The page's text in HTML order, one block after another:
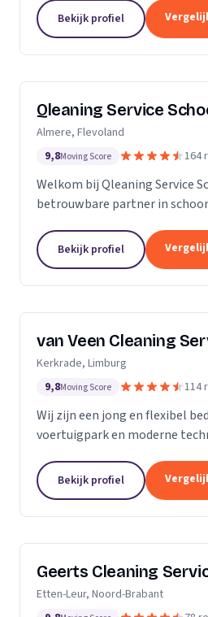
zijn Stel op Sprong gestart om
en...
Bekijk profiel
Qleaning Service
Almere, Flevoland
9,8Moving Score 164
Welkom bij Qleaning Service
betrouwbare partner in
ernaar om de standaard in
te...
Bekijk profiel
van Veen Cleaning
Kerkrade, Limburg
9,8Moving Score 114
Wij zijn een jong en flexibel
voertuigpark en moderne
zowel voor Particulier als
Bekijk profiel
Geerts Cleaning
Etten-Leur, Noord-Brabant